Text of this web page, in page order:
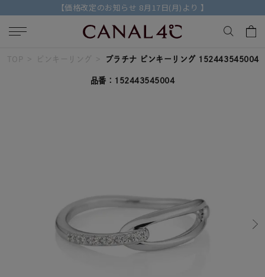
【価格改定のお知らせ 8月17日(月)より 】
キーワードで検索する
Canal４℃
すべてのジュエリー
TOP ピンキーリング プラチナ ピンキーリング 152443545004
品番：152443545004